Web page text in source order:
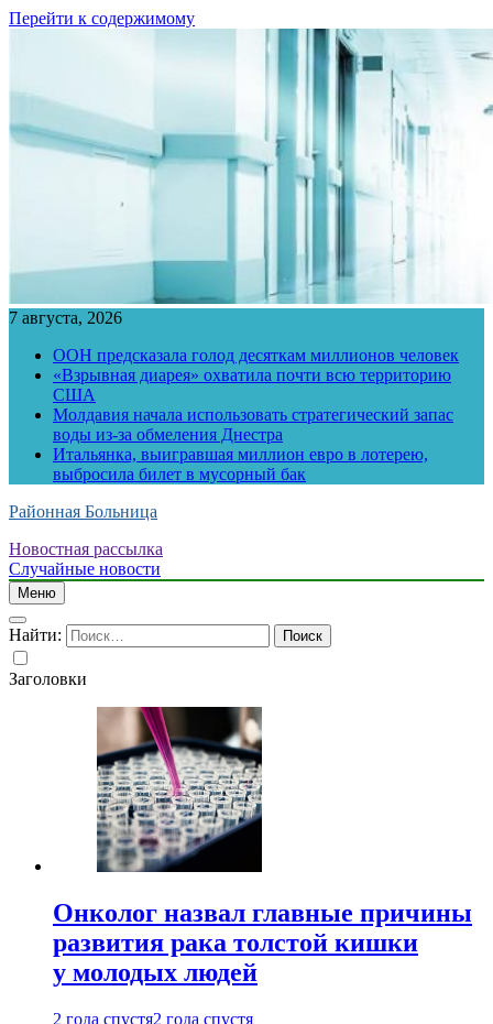
Перейти к содержимому
7 августа, 2026
ООН предсказала голод десяткам миллионов человек
«Взрывная диарея» охватила почти всю территорию
США
Молдавия начала использовать стратегический запас
воды из-за обмеления Днестра
Итальянка, выигравшая миллион евро в лотерею,
выбросила билет в мусорный бак
Районная Больница
Новостная рассылка
Случайные новости
Меню
Найти:
Заголовки
Онколог назвал главные причины
развития рака толстой кишки
у молодых людей
2 года спустя2 года спустя